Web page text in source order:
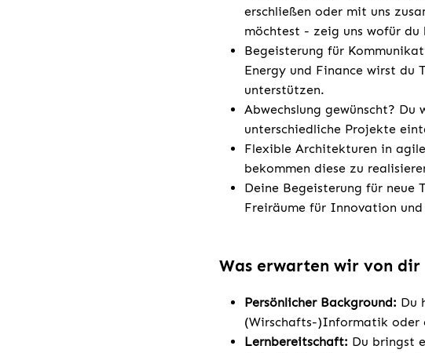
erschließen oder mit uns
möchtest - zeig uns wofür du
Begeisterung für
Energy und Finance wirst du
unterstützen.
Abwechslung gewünscht?
unterschiedliche Projekte
Flexible Architekturen in
bekommen diese zu
Deine Begeisterung für
Freiräume für Innovation
Was erwarten wir von dir
Persönlicher Background: Du
(Wirschafts-)Informatik oder
Lernbereitschaft: Du bringst